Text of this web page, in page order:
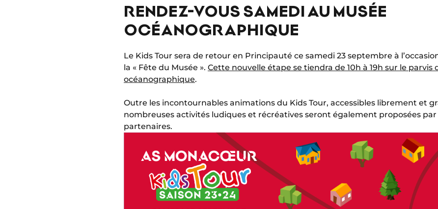
RENDEZ-VOUS SAMEDI AU MUSÉE
OCÉANOGRAPHIQUE
Le Kids Tour sera de retour en Principauté ce samedi 23 septembre à
la « Fête du Musée ». Cette nouvelle étape se tiendra de 10h à 19h sur le parvis
océanographique.
Outre les incontournables animations du Kids Tour, accessibles librement et
nombreuses activités ludiques et récréatives seront également proposées par
partenaires.